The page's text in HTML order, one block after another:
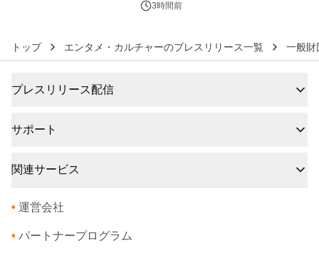
ルが8月7日(金)12時より先行予約受付
3時間前
トップ エンタメ・カルチャーのプレスリリース一覧 一般財
プレスリリース配信
サポート
関連サービス
• 運営会社
• パートナープログラム